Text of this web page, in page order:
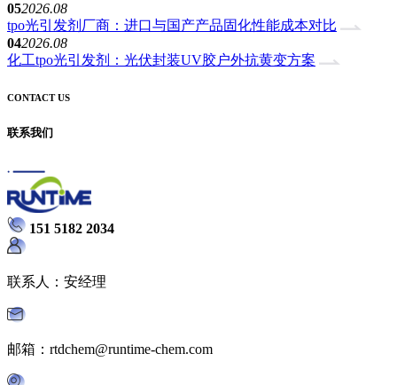
052026.08
tpo光引发剂厂商：进口与国产产品固化性能成本对比
042026.08
化工tpo光引发剂：光伏封装UV胶户外抗黄变方案
CONTACT US
联系我们
151 5182 2034
联系人：安经理
邮箱：rtdchem@runtime-chem.com